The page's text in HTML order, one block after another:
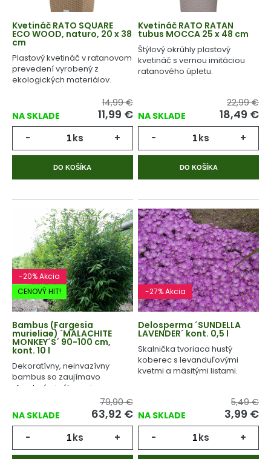
Kvetináč RATO SQUARE
ECO WOOD, naturo, 20 x 38
cm
Plastový kvetináč v ratanovom
prevedení vyrobený z
ekologických materiálov.
NA SKLADE
14,99 €
11,99 €
- ks +
DO KOŠÍKA
Kvetináč RATO RATAN
tubus MOCCA 25 x 48 cm
Štýlový okrúhly plastový
kvetináč s vernou imitáciou
ratanového úpletu.
NA SKLADE
22,99 €
18,49 €
- ks +
DO KOŠÍKA
-20% Akcia
CENOVÝ HIT!
Bambus (Fargesia
murieliae) ´MALACHITE
MONKEY´S´ 90-100 cm,
kont. 10 l
Dekoratívny, neinvazívny
bambus so zaujímavo
sfarebnými výhonmi.
NA SKLADE
79,90 €
63,92 €
- ks +
-27% Akcia
Delosperma ´SUNDELLA
LAVENDER´ kont. 0,5 l
Skalnička tvoriaca hustý
koberec s levanduľovými
kvetmi a mäsitými listami.
NA SKLADE
5,49 €
3,99 €
- ks +